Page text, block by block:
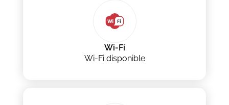
Wi-Fi
Wi-Fi disponible